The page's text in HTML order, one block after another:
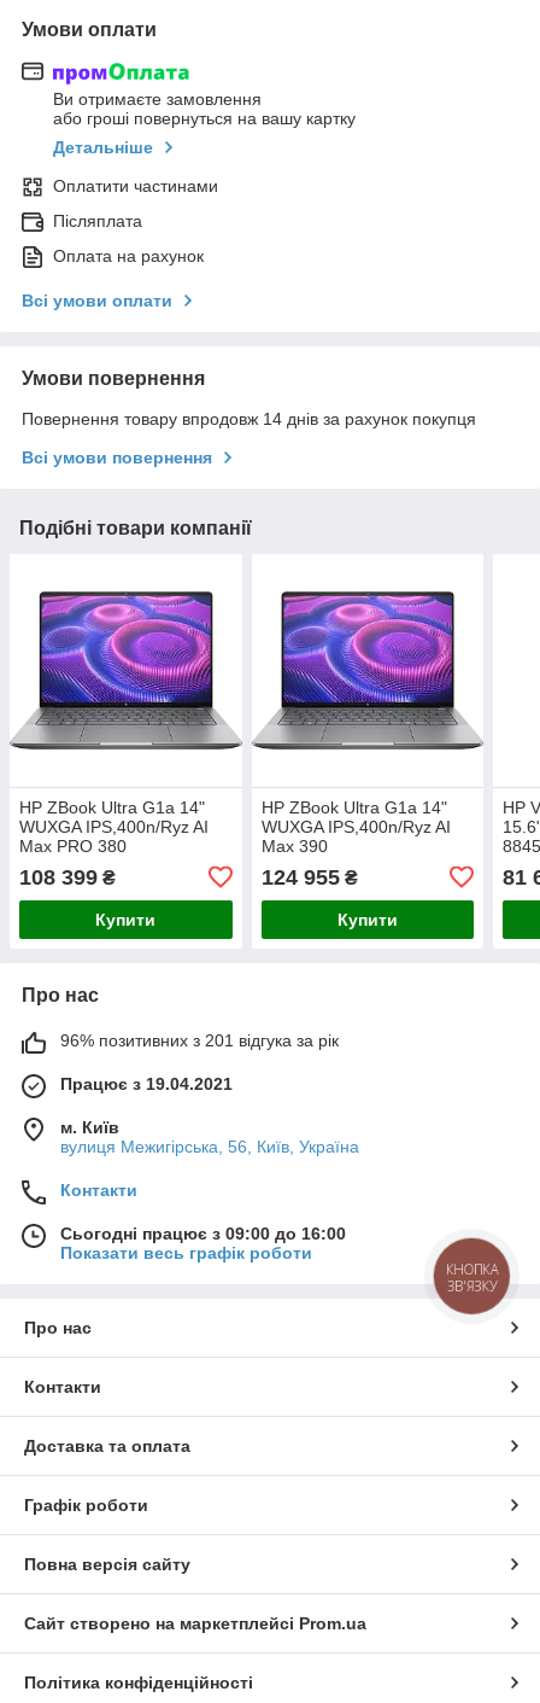
Умови оплати
Ви отримаєте замовлення
або гроші повернуться на вашу картку
Детальніше
Оплатити частинами
Післяплата
Оплата на рахунок
Всі умови оплати
Умови повернення
Повернення товару впродовж 14 днів за рахунок покупця
Всі умови повернення
Подібні товари компанії
HP ZBook Ultra G1a 14"
WUXGA IPS,400n/Ryz AI
Max PRO 380
(4.9)/16Gb/SSD1Tb/Radeon/FPS/
Підсв/DOS
108 399 ₴
Купити
HP ZBook Ultra G1a 14"
WUXGA IPS,400n/Ryz AI
Max 390
(5.0)/32Gb/SSD1Tb/Radeon/FPS/
Підсв/DOS
124 955₴
Купити
HP
RTX
81
Про нас
96% позитивних з 201 відгука за рік
Працює з 19.04.2021
м. Київ
вулиця Межигірська, 56, Київ, Україна
Контакти
Сьогодні працює з 09:00 до 16:00
Показати весь графік роботи
Про нас
Контакти
Доставка та оплата
Графік роботи
Повна версія сайту
Сайт створено на маркетплейсі Prom.ua
Політика конфіденційності
КНОПКА
ЗВ'ЯЗКУ